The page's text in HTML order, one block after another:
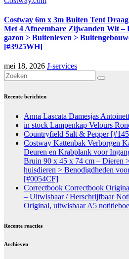
Costway 6m x 3m Buiten Tent
Met 4 Afneembare Zijwanden Wit –
gazon > Buitenleven >
[#3925WH]
mei 18, 2026 J-services
Recente berichten
Anna Lascata Damesjas
in stock Lampenkap Velours
Countryfield Salt & Pepper
Costway Kattenbak Verborgen
Deuren en Krabplank voor
Bruin 90 x 45 x 74 cm – Dieren
huisdieren > Benodigdheden
[#0054CF]
Correctbook Correctbook
– Uitwisbaar / Herschrijfbaar
Original, uitwisbaar A5
Recente reacties
Archieven